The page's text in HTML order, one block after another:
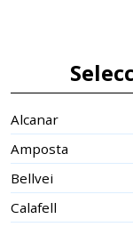
Alcanar
Amposta
Bellvei
Calafell